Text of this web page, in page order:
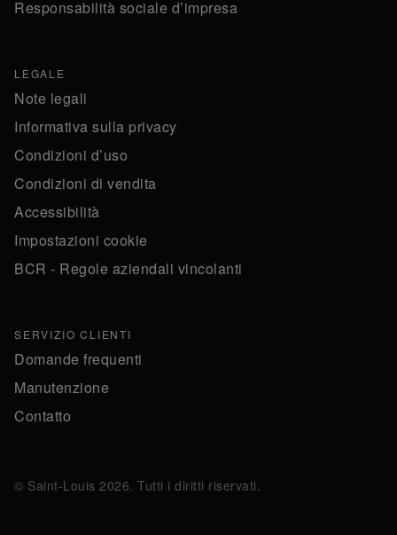
Responsabilità sociale d’impresa
LEGALE
Note legali
Informativa sulla privacy
Condizioni d’uso
Condizioni di vendita
Accessibilità
Impostazioni cookie
BCR - Regole aziendali vincolanti
SERVIZIO CLIENTI
Domande frequenti
Manutenzione
Contatto
© Saint-Louis 2026. Tutti i diritti riservati.